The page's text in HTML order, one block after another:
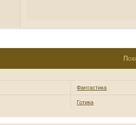
Фантастика
Готика